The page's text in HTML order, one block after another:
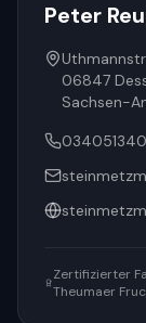
Peter
06847
Sachsen-
Zertifizierter
Theumaer